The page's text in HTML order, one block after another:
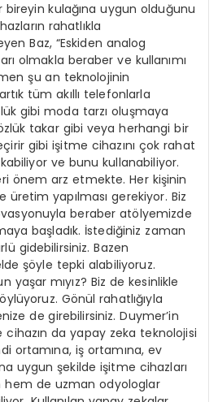
bireyin kulağına uygun olduğunu
rahatlıkla
Baz, “Eskiden analog
olmakla beraber ve kullanımı
şu an teknolojinin
tüm akıllı telefonlarla
gibi moda tarzı oluşmaya
takar gibi veya herhangi bir
gibi işitme cihazını çok rahat
ve bunu kullanabiliyor.
önem arz etmekte. Her kişinin
üretim yapılması gerekiyor. Biz
beraber atölyemizde
başladık. İstediğiniz zaman
gidebilirsiniz. Bazen
şöyle tepki alabiliyoruz.
yaşar mıyız? Biz de kesinlikle
Gönül rahatlığıyla
de girebilirsiniz. Duymer’in
cihazın da yapay zeka teknolojisi
ortamına, iş ortamına, ev
uygun şekilde işitme cihazları
hem de uzman odyologlar